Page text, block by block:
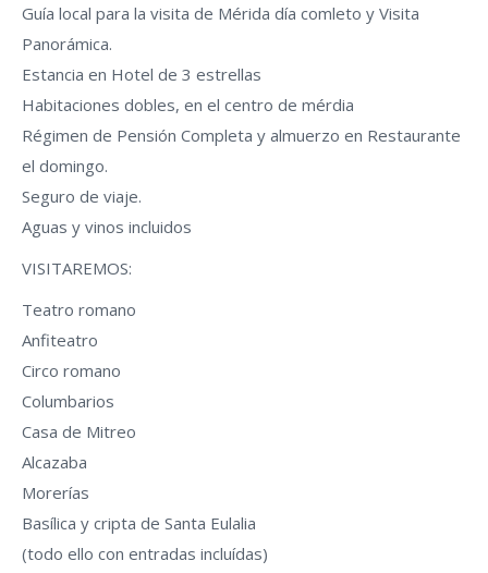
Guía local para la visita de Mérida día comleto y Visita
Panorámica.
Estancia en Hotel de 3 estrellas
Habitaciones dobles, en el centro de mérdia
Régimen de Pensión Completa y almuerzo en Restaurante
el domingo.
Seguro de viaje.
Aguas y vinos incluidos
VISITAREMOS:
Teatro romano
Anfiteatro
Circo romano
Columbarios
Casa de Mitreo
Alcazaba
Morerías
Basílica y cripta de Santa Eulalia
(todo ello con entradas incluídas)